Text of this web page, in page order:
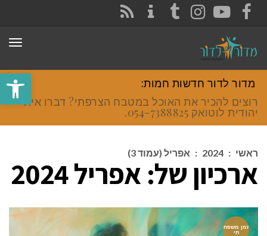
פתח
FACEBOOK
YOUTUBE
INSTAGRAM
TUMBLR
מדור לדור חדשות חמות:
רוצים להכיר את האוכל במטבח הצרפתי? דברו איתי
יהודית לוטואק 054-7388825.
ראשי :
2024
: אפריל (עמוד 3)
ארכיון של: אפריל 2024
זמן משפח
תי